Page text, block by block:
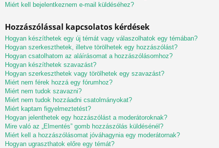
Miért kell bejelentkeznem e-mail küldéséhez?
Hozzászólással kapcsolatos kérdések
Hogyan készíthetek egy új témát vagy válaszolhatok egy témában?
Hogyan szerkeszthetek, illetve törölhetek egy hozzászólást?
Hogyan csatolhatom az aláírásomat a hozzászólásomhoz?
Hogyan készíthetek szavazást?
Hogyan szerkeszthetek vagy törölhetek egy szavazást?
Miért nem férek hozzá egy fórumhoz?
Miért nem tudok szavazni?
Miért nem tudok hozzáadni csatolmányokat?
Miért kaptam figyelmeztetést?
Hogyan jelenthetek egy hozzászólást a moderátoroknak?
Mire való az „Elmentés” gomb hozzászólás küldésénél?
Miért kell a hozzászólásomat jóváhagynia egy moderátornak?
Hogyan ugraszthatok előre egy témát?